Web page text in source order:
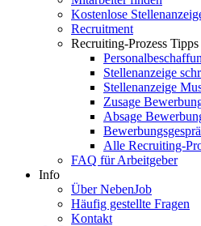
Kostenlose
Recruitment
Recruiting-Prozess Tipps
Stellenanzeige
Stellenanzeige
Zusage
Absage
Alle Recruiting-
FAQ für Arbeitgeber
Info
Über NebenJob
Häufig gestellte Fragen
Kontakt